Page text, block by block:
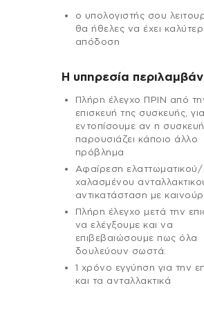
ο υπολογιστής σου
θα ήθελες να έχει
απόδοση
H υπηρεσία
Πλήρη έλεγχο ΠΡΙΝ από
επισκευή της συσκευής,
εντοπίσουμε αν η συσκευή
παρουσιάζει κάποιο άλλο
πρόβλημα
Αφαίρεση ελαττωματικού/
χαλασμένου
αντικατάσταση με
Πλήρη έλεγχο μετά την
να ελέγξουμε και να
επιβεβαιώσουμε πως όλα
δουλεύουν σωστά.
1 χρόνο εγγύηση για την
και τα ανταλλακτικά